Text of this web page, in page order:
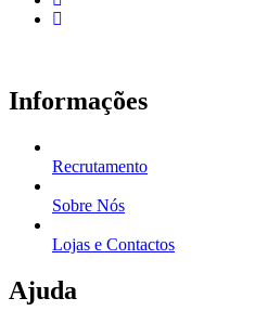
Informações
Recrutamento
Sobre Nós
Lojas e Contactos
Ajuda